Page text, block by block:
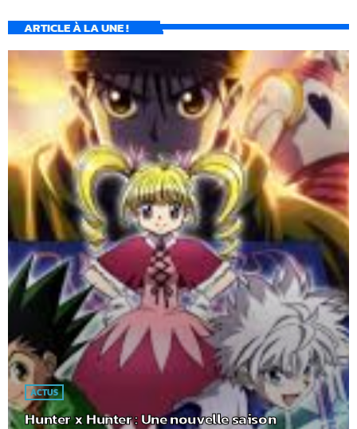
ARTICLE À LA UNE !
ACTUS
Hunter x Hunter : Une nouvelle saison